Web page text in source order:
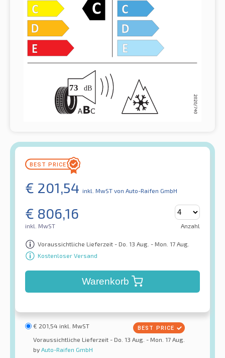
€ 201,54 inkl. MwST von Auto-Raifen GmbH
€ 806,16
inkl. MwST Anzahl
Voraussichtliche Lieferzeit - Do. 13 Aug. - Mon. 17 Aug.
Kostenloser Versand
Warenkorb
€ 201,54 inkl. MwST
Voraussichtliche Lieferzeit - Do. 13 Aug. - Mon. 17 Aug.
by Auto-Raifen GmbH